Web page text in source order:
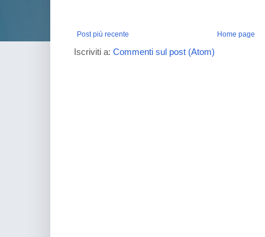
Post più recente Home page
Iscriviti a: Commenti sul post (Atom)